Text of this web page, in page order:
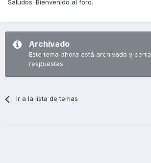
Saludos. Bienvenido al foro.
Archivado
Este tema ahora está archivado y
respuestas.
Ir a la lista de temas